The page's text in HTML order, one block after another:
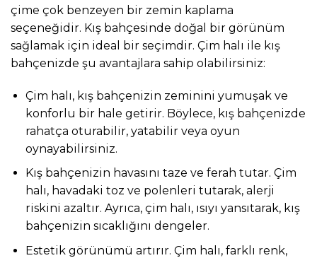
çime çok benzeyen bir zemin kaplama
seçeneğidir. Kış bahçesinde doğal bir görünüm
sağlamak için ideal bir seçimdir. Çim halı ile kış
bahçenizde şu avantajlara sahip olabilirsiniz:
Çim halı, kış bahçenizin zeminini yumuşak ve
konforlu bir hale getirir. Böylece, kış bahçenizde
rahatça oturabilir, yatabilir veya oyun
oynayabilirsiniz.
Kış bahçenizin havasını taze ve ferah tutar. Çim
halı, havadaki toz ve polenleri tutarak, alerji
riskini azaltır. Ayrıca, çim halı, ısıyı yansıtarak, kış
bahçenizin sıcaklığını dengeler.
Estetik görünümü artırır. Çim halı, farklı renk,